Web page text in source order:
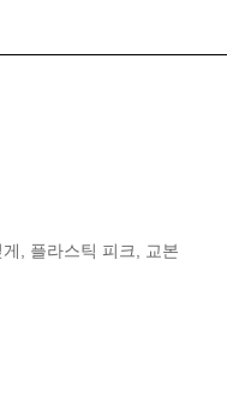
, 플라스틱 피크, 교본